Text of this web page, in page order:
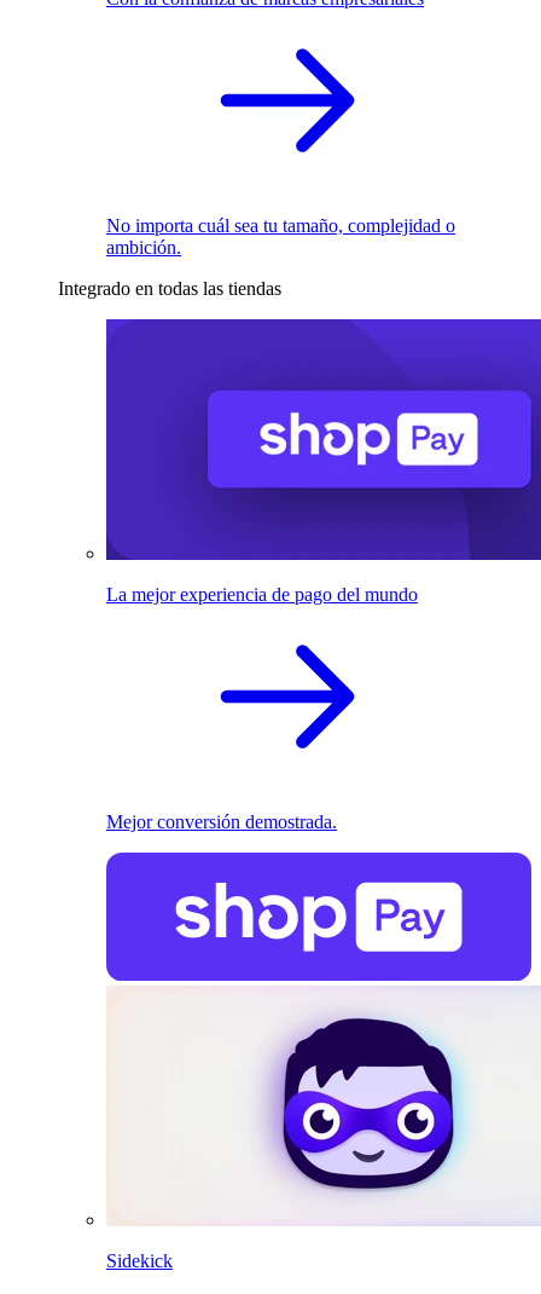
No importa cuál sea tu tamaño, complejidad o
ambición.
Integrado en todas las tiendas
La mejor experiencia de pago del mundo
Mejor conversión demostrada.
Sidekick